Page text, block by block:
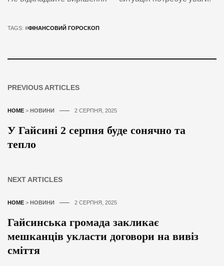
TAGS: #ФІНАНСОВИЙ ГОРОСКОП
PREVIOUS ARTICLES
HOME > НОВИНИ 2 СЕРПНЯ, 2025
У Гайсині 2 серпня буде сонячно та
тепло
NEXT ARTICLES
HOME > НОВИНИ 2 СЕРПНЯ, 2025
Гайсинська громада закликає
мешканців укласти договори на вивіз
сміття